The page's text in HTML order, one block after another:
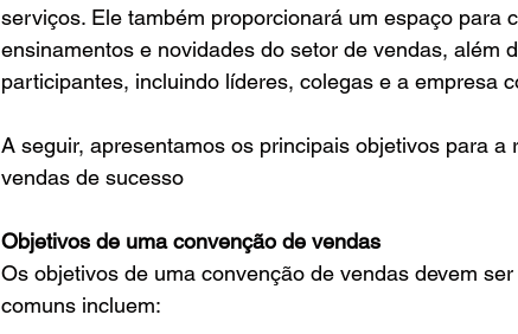
serviços. Ele também proporcionará um espaço para
ensinamentos e novidades do setor de vendas, além
participantes, incluindo líderes, colegas e a empresa
A seguir, apresentamos os principais objetivos para
vendas de sucesso
Objetivos de uma convenção de vendas
Os objetivos de uma convenção de vendas devem
comuns incluem: